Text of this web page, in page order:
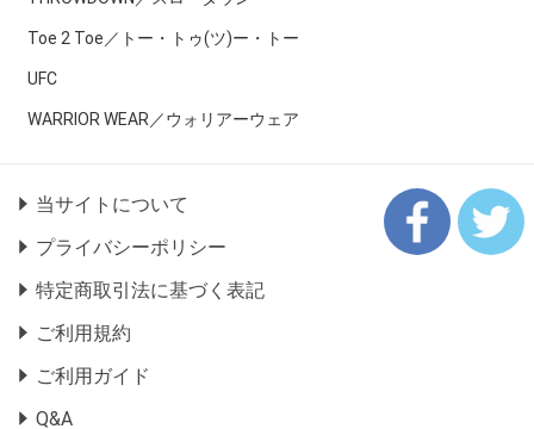
Toe 2 Toe／トー・トゥ(ツ)ー・トー
UFC
WARRIOR WEAR／ウォリアーウェア
当サイトについて
プライバシーポリシー
特定商取引法に基づく表記
ご利用規約
ご利用ガイド
Q&A